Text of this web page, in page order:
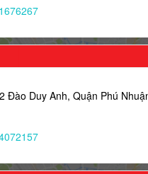
Đào Duy Anh, Quận Phú